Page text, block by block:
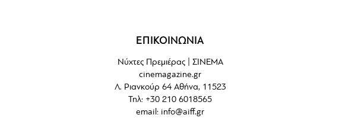
ΕΠΙΚΟΙΝΩΝΙΑ
Νύχτες Πρεμιέρας | ΣΙΝΕΜΑ
cinemagazine.gr
Λ. Ριανκούρ 64 Αθήνα, 11523
Τηλ: +30 210 6018565
email: info@aiff.gr